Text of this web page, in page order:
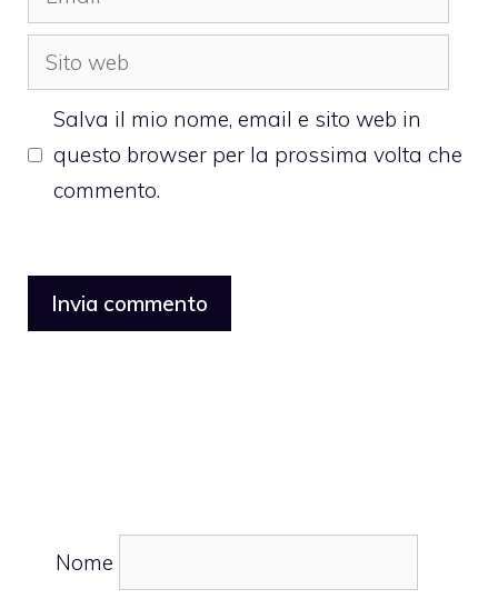
Sito
web
Salva il mio nome, email e sito web in
questo browser per la prossima volta che
commento.
Nome